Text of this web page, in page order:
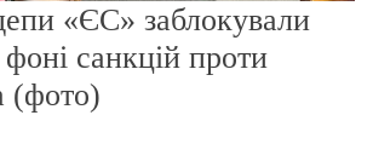
«ЄС» заблокували
санкцій проти
(фото)